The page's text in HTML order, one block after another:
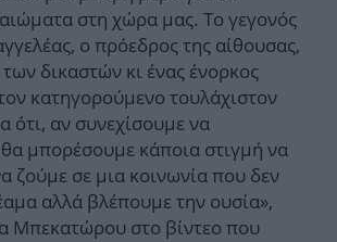
στη χώρα μας. Το γεγονός
ο πρόεδρος της αίθουσας,
των δικαστών κι ένας ένορκος
κατηγορούμενο τουλάχιστον
ότι, αν συνεχίσουμε να
μπορέσουμε κάποια στιγμή να
ζούμε σε μια κοινωνία που δεν
αλλά βλέπουμε την ουσία»,
Μπεκατώρου στο βίντεο που